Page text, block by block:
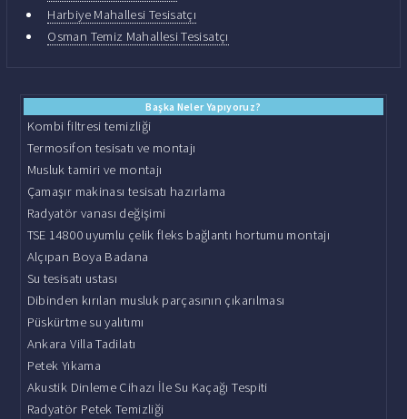
Harbiye Mahallesi Tesisatçı
Osman Temiz Mahallesi Tesisatçı
Başka Neler Yapıyoruz?
Kombi filtresi temizliği
Termosifon tesisatı ve montajı
Musluk tamiri ve montajı
Çamaşır makinası tesisatı hazırlama
Radyatör vanası değişimi
TSE 14800 uyumlu çelik fleks bağlantı hortumu montajı
Alçıpan Boya Badana
Su tesisatı ustası
Dibinden kırılan musluk parçasının çıkarılması
Püskürtme su yalıtımı
Ankara Villa Tadilatı
Petek Yıkama
Akustik Dinleme Cihazı İle Su Kaçağı Tespiti
Radyatör Petek Temizliği